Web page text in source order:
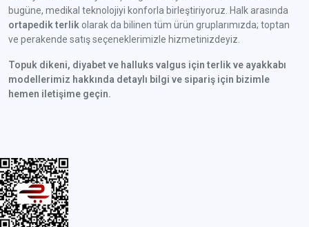
bugüne, medikal teknolojiyi konforla birleştiriyoruz. Halk arasında
ortapedik terlik olarak da bilinen tüm ürün gruplarımızda; toptan
ve perakende satış seçeneklerimizle hizmetinizdeyiz.
Topuk dikeni, diyabet ve halluks valgus için terlik ve ayakkabı
modellerimiz hakkında detaylı bilgi ve sipariş için bizimle
hemen iletişime geçin.